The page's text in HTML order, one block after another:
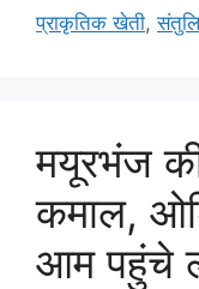
प्राकृतिक खेती,
मयूरभंज
कमाल,
आम पहुंचे